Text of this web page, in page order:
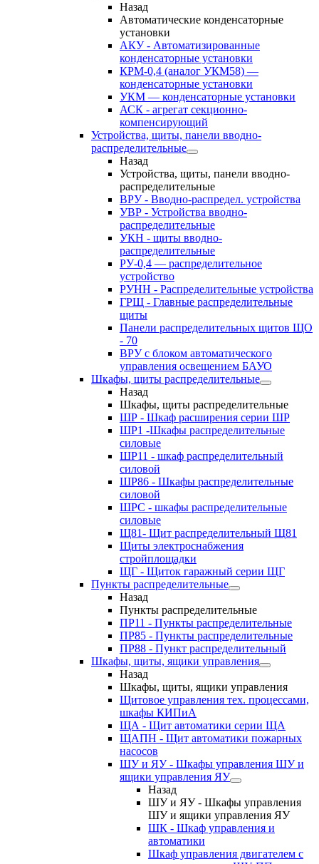
Назад
Автоматические конденсаторные
установки
АКУ - Автоматизированные
конденсаторные установки
КРМ-0,4 (аналог УКМ58) —
конденсаторные установки
УКМ — конденсаторные установки
АСК - агрегат секционно-
компенсирующий
Устройства, щиты, панели вводно-
распределительные
Назад
Устройства, щиты, панели вводно-
распределительные
ВРУ - Вводно-распредел. устройства
УВР - Устройства вводно-
распределительные
УКН - щиты вводно-
распределительные
РУ-0,4 — распределительное
устройство
РУНН - Распределительные устройства
ГРЩ - Главные распределительные
щиты
Панели распределительных щитов ЩО
- 70
ВРУ с блоком автоматического
управления освещением БАУО
Шкафы, щиты распределительные
Назад
Шкафы, щиты распределительные
ШР - Шкаф расширения серии ШР
ШР1 -Шкафы распределительные
силовые
ШР11 - шкаф распределительный
силовой
ШР86 - Шкафы распределительные
силовой
ШРС - шкафы распределительные
силовые
Щ81- Щит распределительный Щ81
Щиты электроснабжения
стройплощадки
ЩГ - Щиток гаражный серии ЩГ
Пункты распределительные
Назад
Пункты распределительные
ПР11 - Пункты распределительные
ПР85 - Пункты распределительные
ПР88 - Пункт распределительный
Шкафы, щиты, ящики управления
Назад
Шкафы, щиты, ящики управления
Щитовое управления тех. процессами,
шкафы КИПиА
ЩА - Щит автоматики серии ЩА
ЩАПН - Щит автоматики пожарных
насосов
ШУ и ЯУ - Шкафы управления ШУ и
ящики управления ЯУ
Назад
ШУ и ЯУ - Шкафы управления
ШУ и ящики управления ЯУ
ШК - Шкаф управления и
автоматики
Шкаф управления двигателем с